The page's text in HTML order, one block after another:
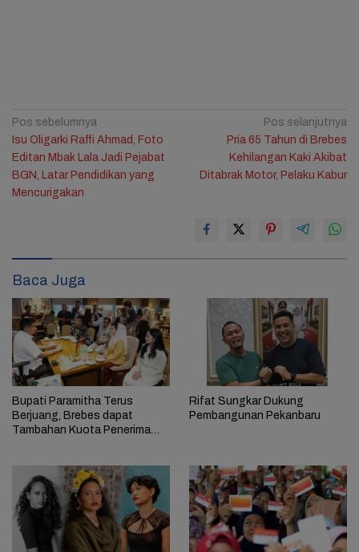
Navigasi
pos
Pos sebelumnya
Isu Oligarki Raffi Ahmad, Foto
Editan Mbak Lala Jadi Pejabat
BGN, Latar Pendidikan yang
Mencurigakan
Pos selanjutnya
Pria 65 Tahun di Brebes
Kehilangan Kaki Akibat
Ditabrak Motor, Pelaku Kabur
Baca Juga
Bupati Paramitha Terus
Berjuang, Brebes dapat
Tambahan Kuota Penerima
Rifat Sungkar Dukung
Pembangunan Pekanbaru